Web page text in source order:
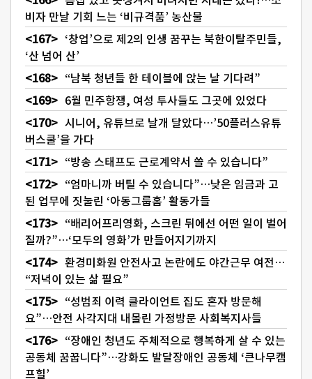
비자 만날 기회 느는 ‘비규격품’ 농산물
‘창업’으로 제2의 인생 꿈꾸는 북한이탈주민들,
‘산 넘어 산’
“남북 청년들 한 테이블에 앉는 날 기다려”
6월 민주항쟁, 여성 투사들도 그곳에 있었다
시니어, 유튜브로 날개 달았다…’50플러스유튜
버스쿨’을 가다
“방송 스태프도 근로계약서 쓸 수 있습니다”
“엄마니까 버틸 수 있습니다”…낮은 임금과 고
된 업무에 짓눌린 ‘아동그룹홈’ 활동가들
“배리어프리영화, 스크린 뒤에선 어떤 일이 벌어
질까?”…‘모두의 영화’가 만들어지기까지
환경미화원 안전사고 논란에도 야간근무 여전…
“저녁이 있는 삶 필요”
“성범죄 이력 클라이언트 집도 혼자 방문해
요”…안전 사각지대 내몰린 가정방문 사회복지사들
“장애인 청년도 주체적으로 행복하게 살 수 있는
공동체 꿈꿉니다”…강화도 발달장애인 공동체 ‘큰나무캠
프힐’